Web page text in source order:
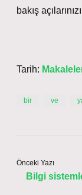
bakış
Tarih:
bir ve
Önceki Yazı
Bilgi